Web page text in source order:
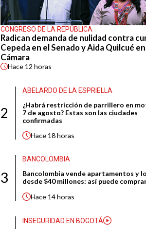
CONGRESO DE LA REPÚBLICA
Radican demanda de nulidad contra
Cepeda en el Senado y Aida Quilcué en
Cámara
Hace 12 horas
2
ABELARDO DE LA ESPRIELLA
¿Habrá restricción de parrillero en
7 de agosto? Estas son las ciudades
confirmadas
Hace 18 horas
3
BANCOLOMBIA
Bancolombia vende apartamentos y
desde $40 millones: así puede
Hace 14 horas
INSEGURIDAD EN BOGOTÁ